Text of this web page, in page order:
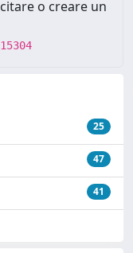
o creare un
25
47
41